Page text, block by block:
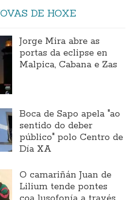
DE HOXE
Jorge Mira abre as
portas da eclipse en
Malpica, Cabana e Zas
Boca de Sapo apela "ao
sentido do deber
público" polo Centro de
Día XA
O camariñán Juan de
Lilium tende pontes